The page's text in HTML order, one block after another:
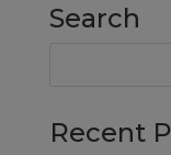
Search
Recent